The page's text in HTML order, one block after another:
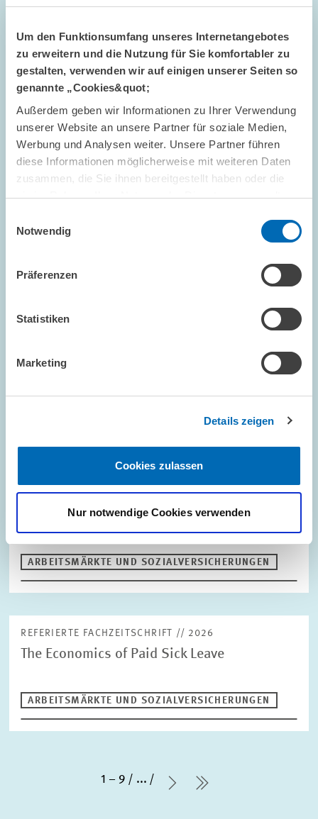
Um den Funktionsumfang unseres Internetangebotes
zu erweitern und die Nutzung für Sie komfortabler zu
gestalten, verwenden wir auf einigen unserer Seiten so
genannte „Cookies&quot;
Außerdem geben wir Informationen zu Ihrer Verwendung
unserer Website an unsere Partner für soziale Medien,
Werbung und Analysen weiter. Unsere Partner führen
diese Informationen möglicherweise mit weiteren Daten
zusammen, die Sie ihnen bereitgestellt haben oder die
sie im Rahmen Ihrer Nutzung der Dienste gesammelt
Notwendig
Präferenzen
Statistiken
Marketing
Details zeigen
Cookies zulassen
Nur notwendige Cookies verwenden
Intergenerational mobility fosters
ARBEITSMÄRKTE UND SOZIALVERSICHERUNGEN
ZEW DISCUSSION PAPER NR. 26-026 // 2026
Does Tightening the Duration of Temporary
Contracts Cost Jobs? Evidence from Germany
temporary contract, yet little is known about how firms and
workers respond when this maximum duration is tightened.
ARBEITSMÄRKTE UND SOZIALVERSICHERUNGEN
Off the Labor Supply Curve: The Zero
Employer Size Wage Effect Within Large
We revisit the employer size wage effect (ESWE)—arguably the
most basic and influential departure from the law of one price
completely across…
ARBEITSMÄRKTE UND SOZIALVERSICHERUNGEN
REFERIERTE FACHZEITSCHRIFT // 2026
The Economics of Paid Sick Leave
ARBEITSMÄRKTE UND SOZIALVERSICHERUNGEN
1 – 9 ...
Nächste Seite
letzte Seite